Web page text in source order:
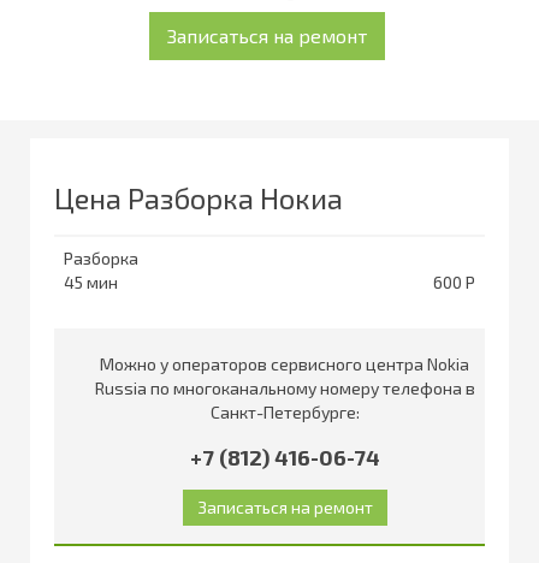
Цена Разборка Нокиа
Разборка
45
600
Можно у операторов сервисного центра Nokia
Russia по многоканальному номеру телефона в
Санкт-Петербурге:
+7 (812) 416-06-74